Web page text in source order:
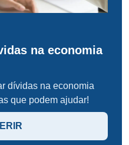
na economia
dívidas na economia
que podem ajudar!